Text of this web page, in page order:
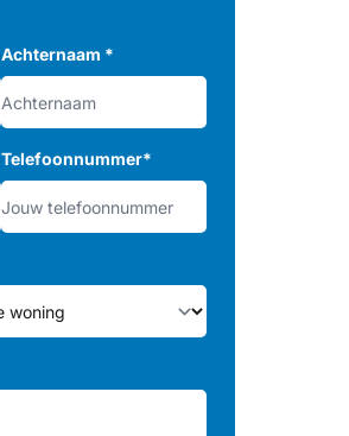
Achternaam *
Telefoonnummer*